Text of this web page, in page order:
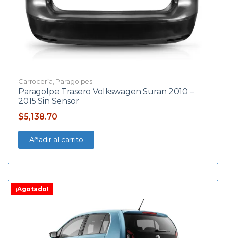
Carrocería Paragolpes
Paragolpe Trasero Volkswagen Suran 2010 –
2015 Sin Sensor
$5,138.70
Añadir al carrito
¡Agotado!